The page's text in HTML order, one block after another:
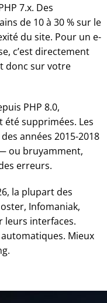
7.x. Des
de 10 à 30 % sur le
du site. Pour un e-
c’est directement
donc sur votre
PHP 8.0,
supprimées. Les
années 2015-2018
ou bruyamment,
erreurs.
la plupart des
Infomaniak,
leurs interfaces.
Mieux